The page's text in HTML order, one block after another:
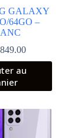
GALAXY
64GO –
849.00
au